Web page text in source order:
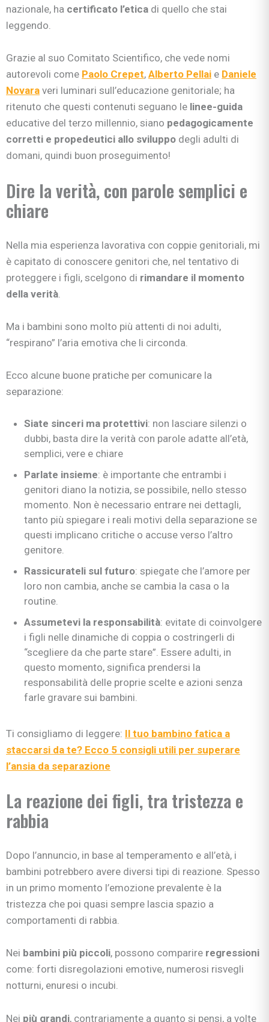
nazionale, ha certificato l’etica di quello che stai
leggendo.
Grazie al suo Comitato Scientifico, che vede nomi
autorevoli come Paolo Crepet, Alberto Pellai e Daniele
Novara veri luminari sull’educazione genitoriale; ha
ritenuto che questi contenuti seguano le linee-guida
educative del terzo millennio, siano pedagogicamente
corretti e propedeutici allo sviluppo degli adulti di
domani, quindi buon proseguimento!
Dire la verità, con parole semplici e
chiare
Nella mia esperienza lavorativa con coppie genitoriali, mi
è capitato di conoscere genitori che, nel tentativo di
proteggere i figli, scelgono di rimandare il momento
della verità
Ma i bambini sono molto più attenti di noi adulti,
“respirano” l’aria emotiva che li circonda.
Ecco alcune buone pratiche per comunicare la
separazione:
Siate sinceri ma protettivi: non lasciare silenzi o
dubbi, basta dire la verità con parole adatte all’età,
semplici, vere e chiare
Parlate insieme: è importante che entrambi i
genitori diano la notizia, se possibile, nello stesso
momento. Non è necessario entrare nei dettagli,
tanto più spiegare i reali motivi della separazione se
questi implicano critiche o accuse verso l’altro
genitore.
Rassicurateli sul futuro: spiegate che l’amore per
loro non cambia, anche se cambia la casa o la
routine.
Assumetevi la responsabilità: evitate di coinvolgere
i figli nelle dinamiche di coppia o costringerli di
“scegliere da che parte stare”. Essere adulti, in
questo momento, significa prendersi la
responsabilità delle proprie scelte e azioni senza
farle gravare sui bambini.
Ti consigliamo di leggere: Il tuo bambino fatica a
staccarsi da te? Ecco 5 consigli utili per superare
l’ansia da separazione
La reazione dei figli, tra tristezza e
rabbia
Dopo l’annuncio, in base al temperamento e all’età, i
bambini potrebbero avere diversi tipi di reazione. Spesso
in un primo momento l’emozione prevalente è la
tristezza che poi quasi sempre lascia spazio a
comportamenti di rabbia.
Nei bambini più piccoli, possono comparire regressioni
come: forti disregolazioni emotive, numerosi risvegli
notturni, enuresi o incubi.
Nei più grandi, contrariamente a quanto si pensi, a volte